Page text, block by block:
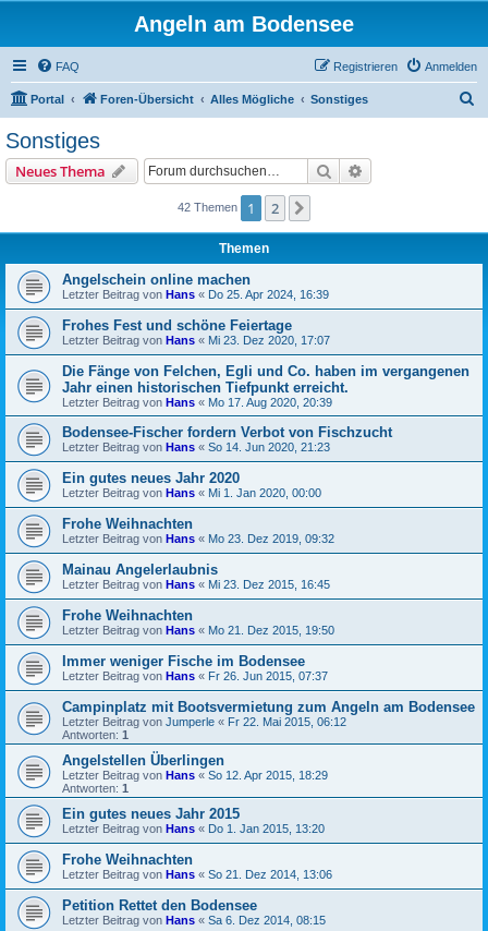
Angeln am Bodensee
FAQ Anmelden
Registrieren
Portal Foren-Übersicht Alles Mögliche Sonstiges
Sonstiges
Neues Thema Suche
42 Themen 1 2
Themen
Angelschein online machen
Letzter Beitrag von Hans « Do 25. Apr 2024, 16:39
Frohes Fest und schöne Feiertage
Letzter Beitrag von Hans « Mi 23. Dez 2020, 17:07
Die Fänge von Felchen, Egli und Co. haben im vergangenen
Jahr einen historischen Tiefpunkt erreicht.
Letzter Beitrag von Hans « Mo 17. Aug 2020, 20:39
Bodensee-Fischer fordern Verbot von Fischzucht
Letzter Beitrag von Hans « So 14. Jun 2020, 21:23
Ein gutes neues Jahr 2020
Letzter Beitrag von Hans « Mi 1. Jan 2020, 00:00
Frohe Weihnachten
Letzter Beitrag von Hans « Mo 23. Dez 2019, 09:32
Mainau Angelerlaubnis
Letzter Beitrag von Hans « Mi 23. Dez 2015, 16:45
Frohe Weihnachten
Letzter Beitrag von Hans « Mo 21. Dez 2015, 19:50
Immer weniger Fische im Bodensee
Letzter Beitrag von Hans « Fr 26. Jun 2015, 07:37
Campinplatz mit Bootsvermietung zum Angeln am Bodensee
Letzter Beitrag von Jumperle « Fr 22. Mai 2015, 06:12
Antworten: 1
Angelstellen Überlingen
Letzter Beitrag von Hans « So 12. Apr 2015, 18:29
Antworten: 1
Ein gutes neues Jahr 2015
Letzter Beitrag von Hans « Do 1. Jan 2015, 13:20
Frohe Weihnachten
Letzter Beitrag von Hans « So 21. Dez 2014, 13:06
Petition Rettet den Bodensee
Letzter Beitrag von Hans « Sa 6. Dez 2014, 08:15